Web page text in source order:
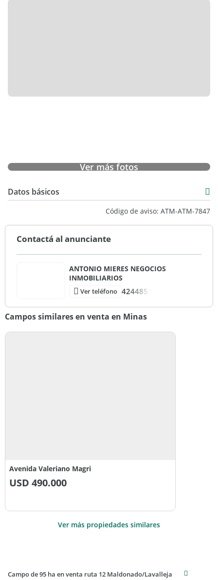
Ver más fotos
Datos básicos
Código de aviso: ATM-ATM-7847
Contactá al anunciante
ANTONIO MIERES NEGOCIOS
INMOBILIARIOS
Ver teléfono 4244851
Campos similares en venta en Minas
Avenida Valeriano Magri
USD 490.000
Ver más propiedades similares
Campo de 95 ha en venta ruta 12 Maldonado/Lavalleja